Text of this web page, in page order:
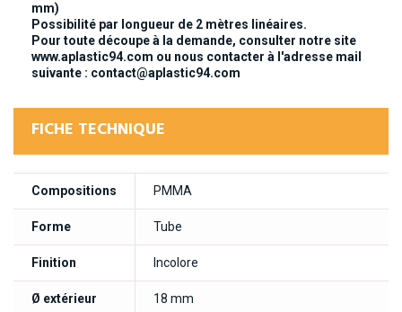
mm)
Possibilité par longueur de 2 mètres linéaires.
Pour toute découpe à la demande, consulter notre site
www.aplastic94.com ou nous contacter à l'adresse mail
suivante : contact@aplastic94.com
FICHE TECHNIQUE
Compositions PMMA
Forme Tube
Finition Incolore
Ø extérieur 18 mm